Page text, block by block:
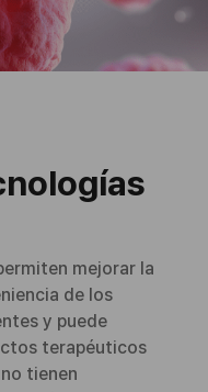
mejorar la
de los
y puede
terapéuticos
tienen